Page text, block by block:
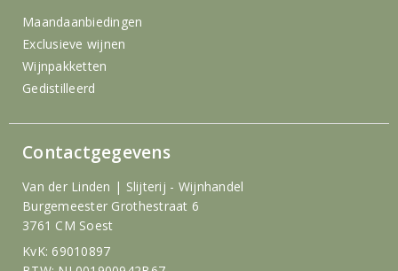
Maandaanbiedingen
Exclusieve wijnen
Wijnpakketten
Gedistilleerd
Contactgegevens
Van der Linden | Slijterij - Wijnhandel
Burgemeester Grothestraat 6
3761 CM Soest
KvK: 69010897